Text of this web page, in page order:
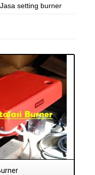
Jasa setting burner